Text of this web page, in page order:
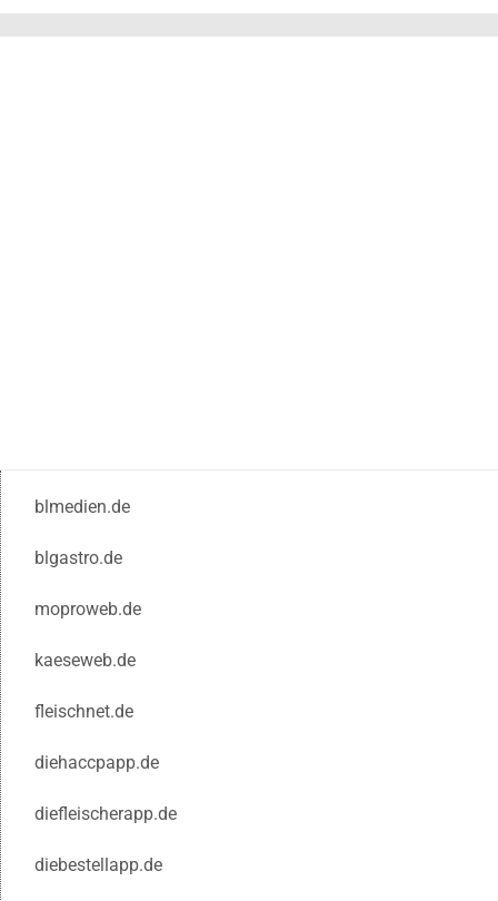
blmedien.de
blgastro.de
moproweb.de
kaeseweb.de
fleischnet.de
diehaccpapp.de
diefleischerapp.de
diebestellapp.de